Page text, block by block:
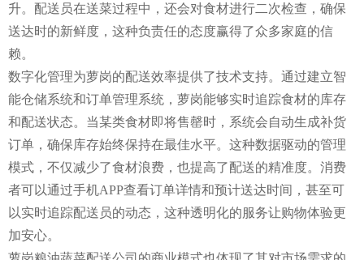
升。配送员在送菜过程中，还会对食材进行二次检查，确保
送达时的新鲜度，这种负责任的态度赢得了众多家庭的信
赖。
数字化管理为萝岗的配送效率提供了技术支持。通过建立智
能仓储系统和订单管理系统，萝岗能够实时追踪食材的库存
和配送状态。当某类食材即将售罄时，系统会自动生成补货
订单，确保库存始终保持在最佳水平。这种数据驱动的管理
模式，不仅减少了食材浪费，也提高了配送的精准度。消费
者可以通过手机APP查看订单详情和预计送达时间，甚至可
以实时追踪配送员的动态，这种透明化的服务让购物体验更
加安心。